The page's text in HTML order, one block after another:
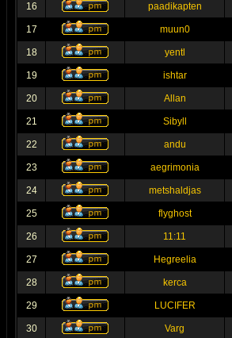
16 paadikapten
17 muun0
18 yentl
19 ishtar
20 Allan
21 Sibyll
22 andu
23 aegrimonia
24 metshaldjas
25 flyghost
26 11:11
27 Hegreelia
28 kerca
29 LUCIFER
30 Varg